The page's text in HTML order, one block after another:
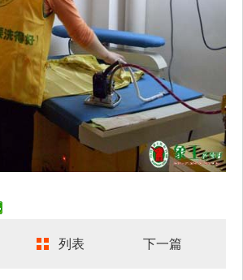
列表 下一篇